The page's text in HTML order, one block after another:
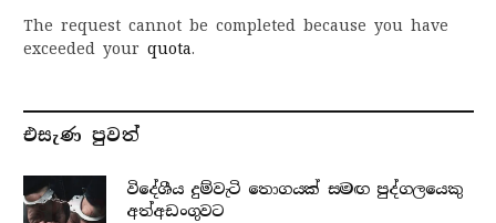
The request cannot be completed because you have
exceeded your quota.
එසැණ පුව​ත්
විදේශීය දුම්වැටි තොගයක් සමඟ පුද්ගලයෙකු
අත්අඩංගුවට